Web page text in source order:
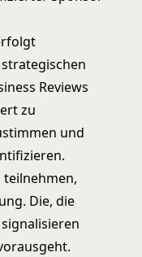
Reviews
zu
und
teilnehmen,
Die, die